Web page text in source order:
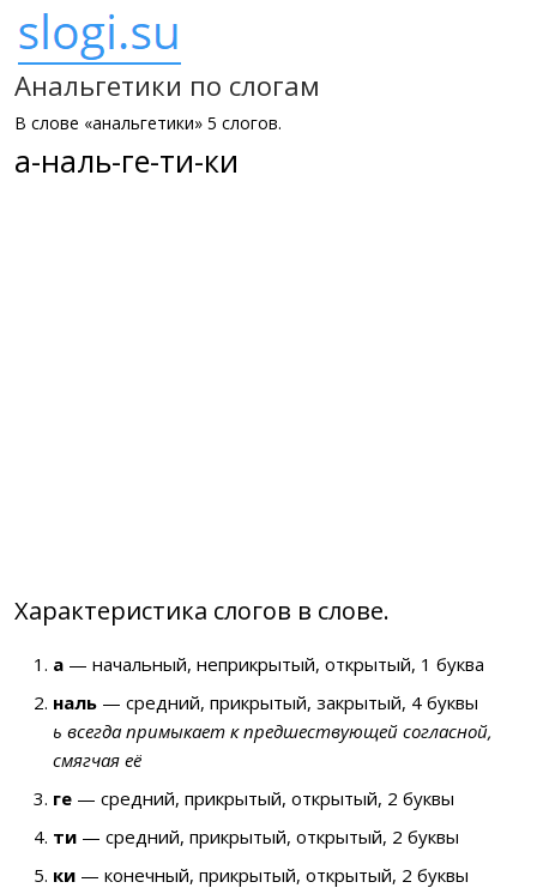
Анальгетики по слогам
В слове «анальгетики» 5 слогов.
а-наль-ге-ти-ки
Характеристика слогов в слове.
а — начальный, неприкрытый, открытый, 1 буква
наль — средний, прикрытый, закрытый, 4 буквы
ь всегда примыкает к предшествующей согласной,
смягчая её
ге — средний, прикрытый, открытый, 2 буквы
ти — средний, прикрытый, открытый, 2 буквы
ки — конечный, прикрытый, открытый, 2 буквы